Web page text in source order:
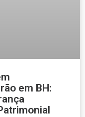
em BH: